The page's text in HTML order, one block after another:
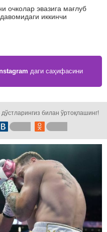
очколар эвазига мағлуб
иккинчи
Instagram даги саҳифасини
билан ўртоқлашинг!